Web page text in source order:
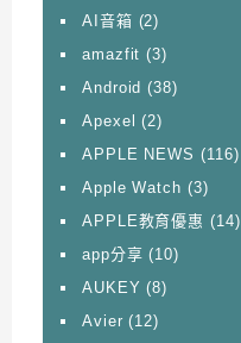
AI音箱 (2)
amazfit (3)
Android (38)
Apexel (2)
APPLE NEWS (116)
Apple Watch (3)
APPLE教育優惠 (14)
app分享 (10)
AUKEY (8)
Avier (12)